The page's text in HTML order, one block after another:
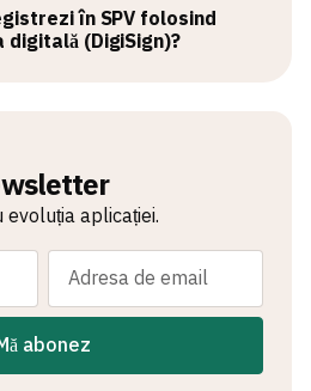
în SPV folosind
digitală (DigiSign)?
aplicației.
abonez